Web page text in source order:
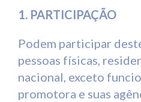
1. PARTICIPAÇÃO
Podem participar
pessoas físicas,
nacional, exceto
promotora e suas